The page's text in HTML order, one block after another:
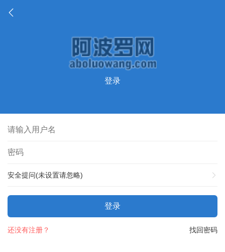
登录
安全提问(未设置请忽略)
登录
找回密码
还没有注册？